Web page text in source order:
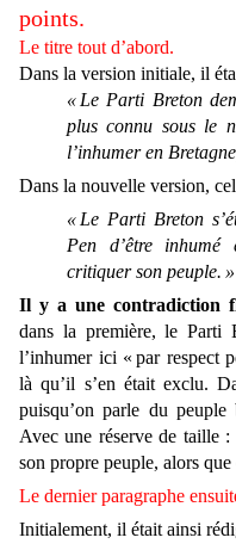
points.
Le titre tout d’abord.
Dans la version initiale, il
« Le Parti Breton
plus connu sous le
l’inhumer en
Dans la nouvelle version,
« Le Parti Breton
Pen d’être inhumé
critiquer son peuple. »
Il y a une contradiction
dans la première, le Parti
l’inhumer ici « par respect
là qu’il s’en était exclu.
puisqu’on parle du peuple
Avec une réserve de taille
son propre peuple, alors
Le dernier paragraphe
Initialement, il était ainsi